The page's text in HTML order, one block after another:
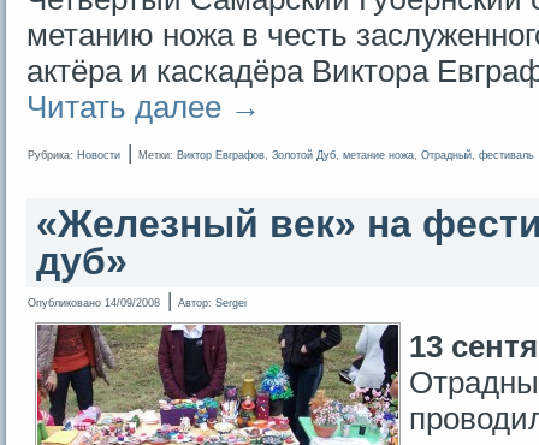
метанию ножа в честь
актёра и каскадёра Виктора
Читать далее →
Рубрика: Новости | Метки: Виктор Евграфов, Золотой Дуб, метание ножа, Отрадный, фестиваль
«Железный век» на
дуб»
Опубликовано 14/09/2008 | Автор: Sergei
13